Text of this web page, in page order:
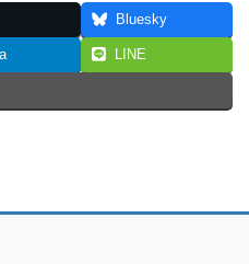
Bluesky
LINE